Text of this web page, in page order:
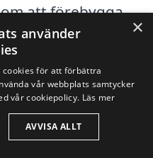
att förebygga
är några punkter
efter
företag med goda
×
använder
cookies för att förbättra
vår webbplats samtycker
vår cookiepolicy. Läs mer
AVVISA ALLT